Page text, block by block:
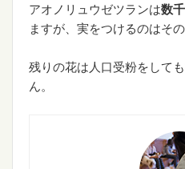
アオノリュウゼツランは数
ますが、実をつけるのはそ
残りの花は人口受粉をして
ん。